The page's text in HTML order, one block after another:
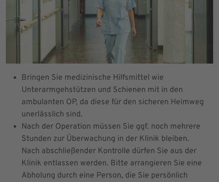
Bringen Sie medizinische Hilfsmittel wie
Unterarmgehstützen und Schienen mit in den
ambulanten OP, da diese für den sicheren Heimweg
unerlässlich sind.
Nach der Operation müssen Sie ggf. noch mehrere
Stunden zur Überwachung in der Klinik bleiben.
Nach abschließender Kontrolle dürfen Sie aus der
Klinik entlassen werden. Bitte arrangieren Sie eine
Abholung durch eine Person, die Sie persönlich